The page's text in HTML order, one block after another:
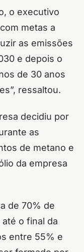
o executivo
metas a
as emissões
e depois o
de 30 anos
ressaltou.
decidiu por
as
de metano e
da empresa
de 70% de
o final da
entre 55% e